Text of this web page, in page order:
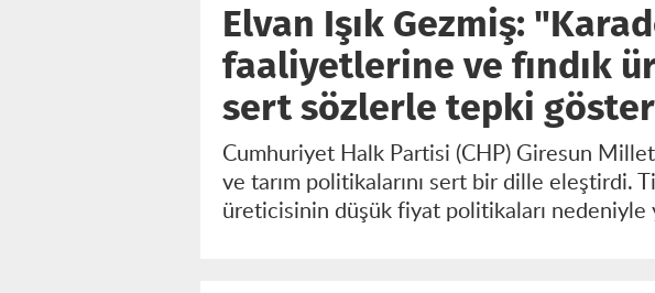
Elvan Işık Gezmiş:
faaliyetlerine ve fındık
sert sözlerle tepki
Cumhuriyet Halk Partisi (CHP) Giresun
ve tarım politikalarını sert bir dille eleştirdi.
üreticisinin düşük fiyat politikaları nedeniyle